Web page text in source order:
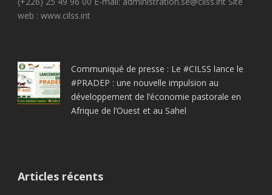
web : www.cilss.int
Communiqué de presse : Le #CILSS lance le
#PRADEP : une nouvelle impulsion au
développement de l’économie pastorale en
Afrique de l’Ouest et au Sahel
Articles récents